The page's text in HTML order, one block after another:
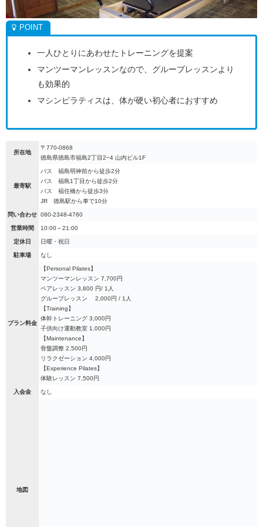
一人ひとりにあわせたトレーニングを提案
マンツーマンレッスンなので、グループレッスンより
も効果的
マシンピラティスは、体が硬い初心者におすすめ
所在地
〒770-0868
徳島県徳島市福島2丁目2−4 山内ビル1F
最寄駅
バス 福島明神前から徒歩2分
バス 福島1丁目から徒歩2分
バス 福住橋から徒歩3分
JR 徳島駅から車で10分
問い合わせ 080-2348-4760
営業時間 10:00～21:00
定休日 日曜・祝日
駐車場 なし
プラン料金
【Personal Pilates】
マンツーマンレッスン 7,700円
ペアレッスン 3,800 円/ 1人
グループレッスン 2,000円 / 1人
【Training】
体幹トレーニング 3,000円
子供向け運動教室 1,000円
【Maintenance】
骨盤調整 2,500円
リラクゼーション 4,000円
【Experience Pilates】
体験レッスン 7,500円
入会金 なし
地図